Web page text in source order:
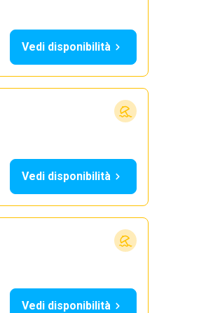
Vedi disponibilità
Vedi disponibilità
Vedi disponibilità